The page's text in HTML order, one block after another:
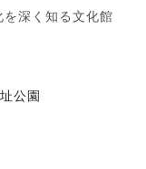
を深く知る文化館
公園